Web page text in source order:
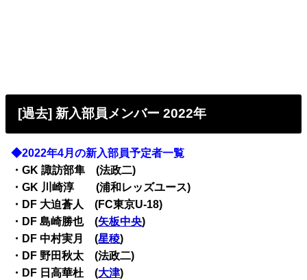
[過去] 新入部員メンバー 2022年
◆2022年4月の新入部員予定者一覧
・GK 諏訪部隼 (法政二)
・GK 川崎淳 (浦和レッズユース)
・DF 大迫蒼人 (FC東京U-18)
・DF 島崎勝也 (矢板中央)
・DF 中村実月 (星稜)
・DF 野田秋太 (法政二)
・DF 日高華杜 (大津)